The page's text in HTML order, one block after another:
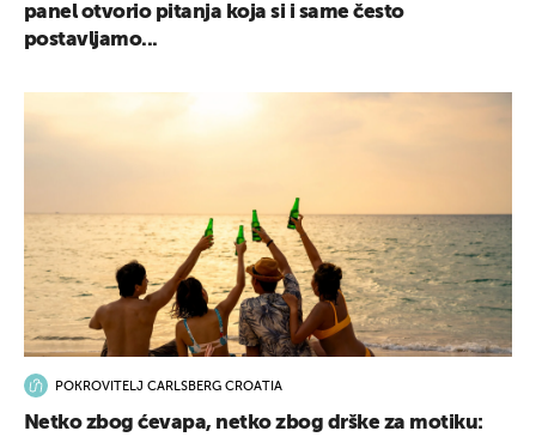
panel otvorio pitanja koja si i same često
postavljamo...
POKROVITELJ CARLSBERG CROATIA
Netko zbog ćevapa, netko zbog drške za motiku:
UKLJUČITE NOTIFIKACIJE